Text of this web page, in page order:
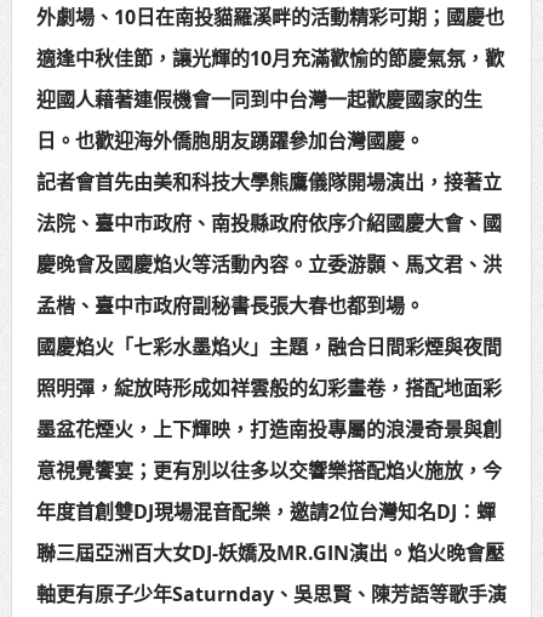
外劇場、10日在南投貓羅溪畔的活動精彩可期；國慶也
適逢中秋佳節，讓光輝的10月充滿歡愉的節慶氣氛，歡
迎國人藉著連假機會一同到中台灣一起歡慶國家的生
日。也歡迎海外僑胞朋友踴躍參加台灣國慶。
記者會首先由美和科技大學熊鷹儀隊開場演出，接著立
法院、臺中市政府、南投縣政府依序介紹國慶大會、國
慶晚會及國慶焰火等活動內容。立委游顥、馬文君、洪
孟楷、臺中市政府副秘書長張大春也都到場。
國慶焰火「七彩水墨焰火」主題，融合日間彩煙與夜間
照明彈，綻放時形成如祥雲般的幻彩畫卷，搭配地面彩
墨盆花煙火，上下輝映，打造南投專屬的浪漫奇景與創
意視覺饗宴；更有別以往多以交響樂搭配焰火施放，今
年度首創雙DJ現場混音配樂，邀請2位台灣知名DJ：蟬
聯三屆亞洲百大女DJ-妖嬌及MR.GIN演出。焰火晚會壓
軸更有原子少年Saturnday、吳思賢、陳芳語等歌手演